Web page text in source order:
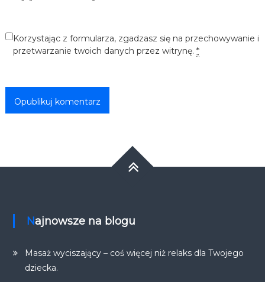
Korzystając z formularza, zgadzasz się na przechowywanie i
przetwarzanie twoich danych przez witrynę. *
Najnowsze na blogu
Masaż wyciszający – coś więcej niż relaks dla Twojego
dziecka.